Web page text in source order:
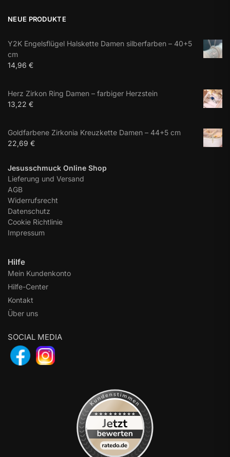
NEUE PRODUKTE
Y2K Engelsflügel Halskette Damen silberfarben – 40+5
cm
14,96 €
Herz Zirkon Ring Damen – farbiger Herzstein
13,22 €
Goldfarbene Zirkonia Kreuzkette Damen – 44+5 cm
22,69 €
Jesusschmuck Online Shop
Lieferung und Versand
AGB
Widerrufsrecht
Datenschutz
Cookie Richtlinie
Impressum
Hilfe
Mein Kundenkonto
Hilfe-Center
Kontakt
Über uns
SOCIAL MEDIA